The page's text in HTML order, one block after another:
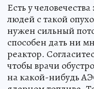
Есть у
людей с такой
нужен сильный
способен дать ни
реактор.
чтобы врачи
на какой-нибудь